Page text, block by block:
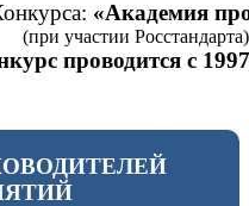
«Академия
(при участии Росстандарта)
проводится с